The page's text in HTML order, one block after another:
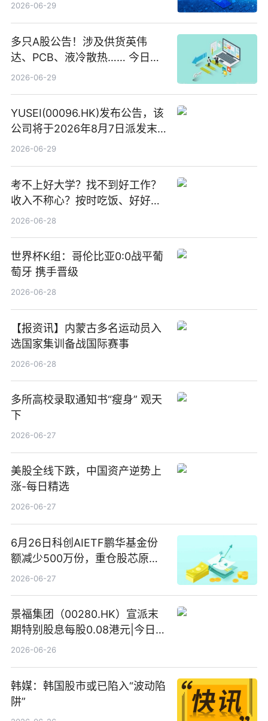
2026-06-29
多只A股公告！涉及供货英伟
达、PCB、液冷散热…… 今日快
讯
2026-06-29
YUSEI(00096.HK)发布公告，该
公司将于2026年8月7日派发末
期股息每股人民币0.013元 每日
2026-06-29
考不上好大学？找不到好工作？
收入不称心？按时吃饭、好好睡
觉
2026-06-28
世界杯K组：哥伦比亚0:0战平葡
萄牙 携手晋级
2026-06-28
【报资讯】内蒙古多名运动员入
选国家集训备战国际赛事
2026-06-28
多所高校录取通知书“瘦身” 观天
下
2026-06-27
美股全线下跌，中国资产逆势上
涨-每日精选
2026-06-27
6月26日科创AIETF鹏华基金份
额减少500万份，重仓股芯原股
份、寒武纪、澜起科技 观速讯
2026-06-27
景福集团（00280.HK）宣派末
期特别股息每股0.08港元|今日快
看
2026-06-26
韩媒：韩国股市或已陷入“波动陷
阱”